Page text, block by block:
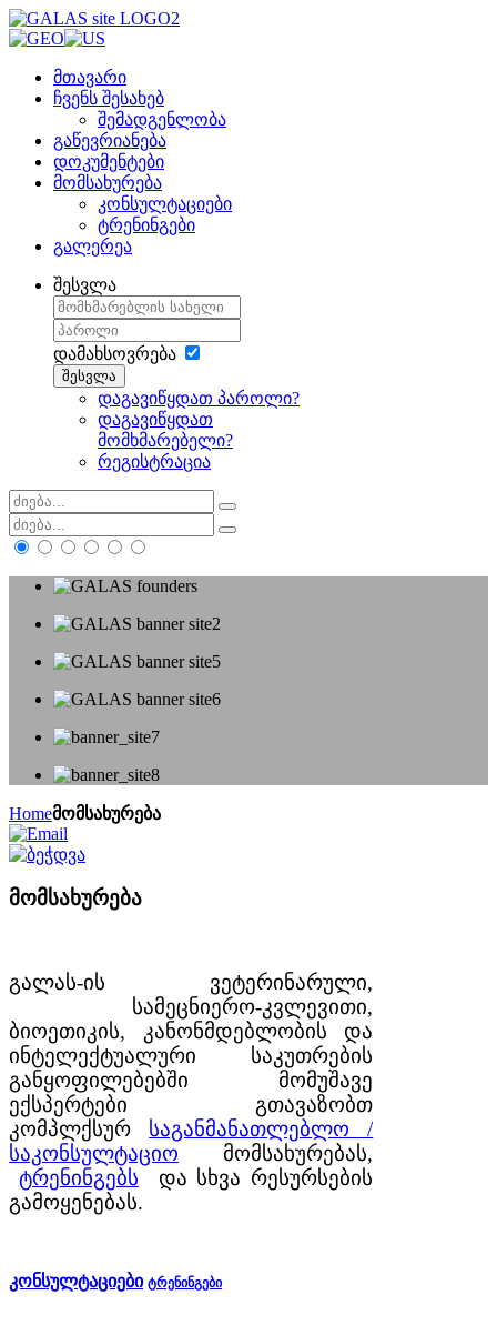
მთავარი
ჩვენს შესახებ
შემადგენლობა
გაწევრიანება
დოკუმენტები
მომსახურება
კონსულტაციები
ტრენინგები
გალერეა
შესვლა
დამახსოვრება
შესვლა
დაგავიწყდათ პაროლი?
დაგავიწყდათ
მომხმარებელი?
რეგისტრაცია
Homeმომსახურება
მომსახურება
გალას-ის ვეტერინარული,
სამეცნიერო-კვლევითი,
ბიოეთიკის, კანონმდებლობის და
ინტელექტუალური საკუთრების
განყოფილებებში მომუშავე
ექსპერტები გთავაზობთ
კომპლქსურ საგანმანათლებლო /
საკონსულტაციო მომსახურებას,
ტრენინგებს და სხვა რესურსების
გამოყენებას.
კონსულტაციები ტრენინგები